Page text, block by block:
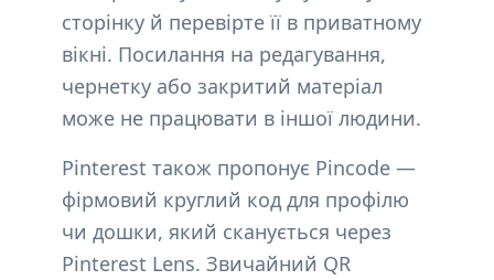
сторінку й перевірте її в приватному
вікні. Посилання на редагування,
чернетку або закритий матеріал
може не працювати в іншої людини.
Pinterest також пропонує Pincode —
фірмовий круглий код для профілю
чи дошки, який сканується через
Pinterest Lens. Звичайний QR